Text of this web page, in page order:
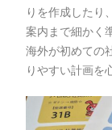
りを作成したり
案内まで細かく
海外が初めての
りやすい計画を